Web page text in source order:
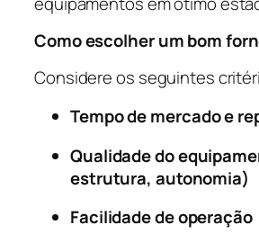
Como escolher um bom
Considere os seguintes
Tempo de mercado e
Qualidade do
estrutura, autonomia)
Facilidade de operação